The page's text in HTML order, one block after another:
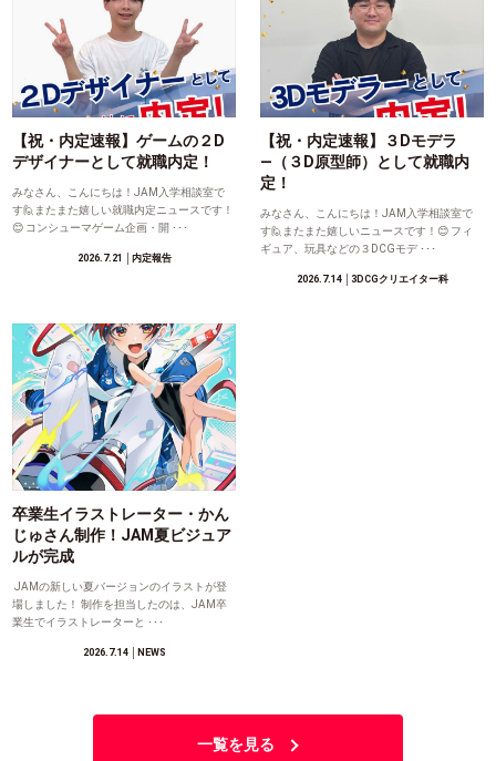
【祝・内定速報】ゲームの２D
デザイナーとして就職内定！
みなさん、こんにちは！JAM入学相談室で
す🙋またまた嬉しい就職内定ニュースです！
😊 コンシューマゲーム企画・開 ･･･
2026.7.21 │内定報告
【祝・内定速報】３Dモデラ
―（３D原型師）として就職内
定！
みなさん、こんにちは！JAM入学相談室で
す🙋またまた嬉しいニュースです！😊 フィ
ギュア、玩具などの３DCGモデ ･･･
2026.7.14│3DCGクリエイター科
卒業生イラストレーター・かん
じゅさん制作！JAM夏ビジュア
ルが完成
JAMの新しい夏バージョンのイラストが登
場しました！ 制作を担当したのは、JAM卒
業生でイラストレーターと ･･･
2026.7.14│NEWS
一覧を見る